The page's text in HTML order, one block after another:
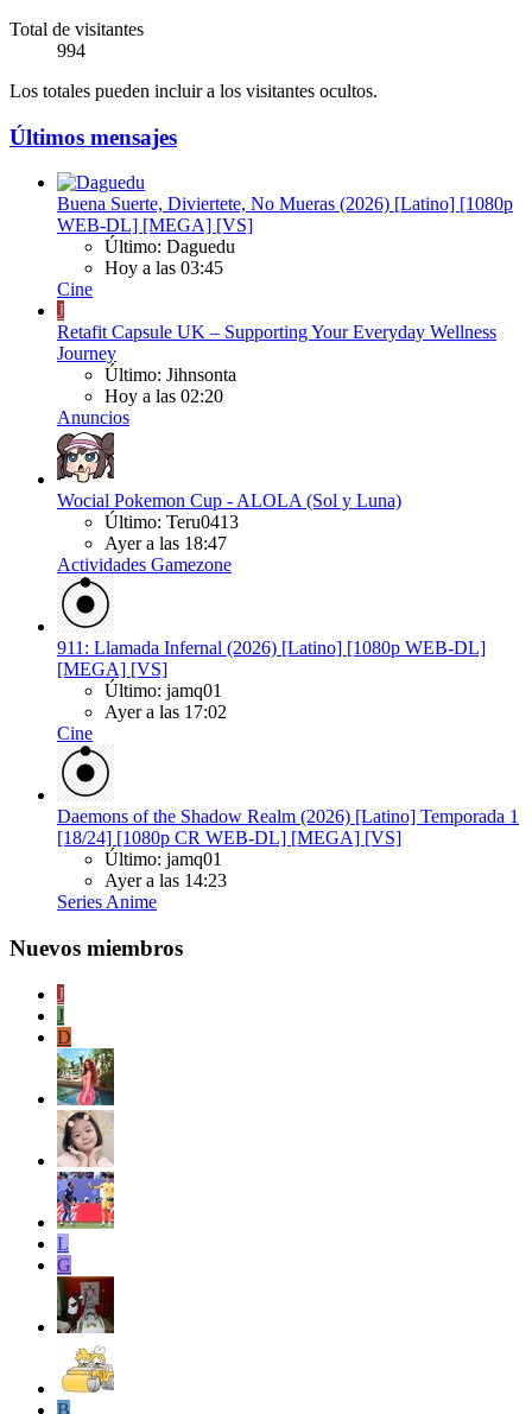
Total de visitantes
994
Los totales pueden incluir a los visitantes ocultos.
Últimos mensajes
Buena Suerte, Diviertete, No Mueras (2026) [Latino] [1080p
WEB-DL] [MEGA] [VS]
Último: Daguedu
Hoy a las 03:45
Cine
J
Retafit Capsule UK – Supporting Your Everyday Wellness
Journey
Último: Jihnsonta
Hoy a las 02:20
Anuncios
Wocial Pokemon Cup - ALOLA (Sol y Luna)
Último: Teru0413
Ayer a las 18:47
Actividades Gamezone
911: Llamada Infernal (2026) [Latino] [1080p WEB-DL]
[MEGA] [VS]
Último: jamq01
Ayer a las 17:02
Cine
Daemons of the Shadow Realm (2026) [Latino] Temporada 1
[18/24] [1080p CR WEB-DL] [MEGA] [VS]
Último: jamq01
Ayer a las 14:23
Series Anime
Nuevos miembros
J
J
D
L
G
B